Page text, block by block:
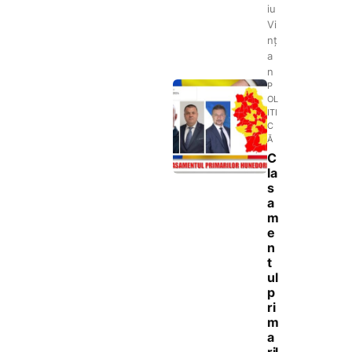
iu
Vi
nț
a
n
P
OL
ITI
C
Ă
C
la
s
a
m
e
n
t
ul
p
ri
m
a